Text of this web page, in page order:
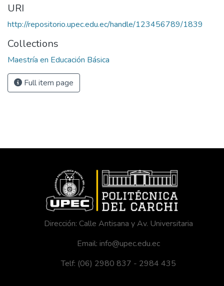
URI
http://repositorio.upec.edu.ec/handle/123456789/1839
Collections
Maestría en Educación Básica
Full item page
Dirección: Calle Antisana y Av. Universitaria
Email: info@upec.edu.ec
Telf: (06) 2980 837 - 2984 435